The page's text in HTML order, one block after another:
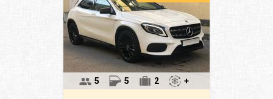
5 5 2 +